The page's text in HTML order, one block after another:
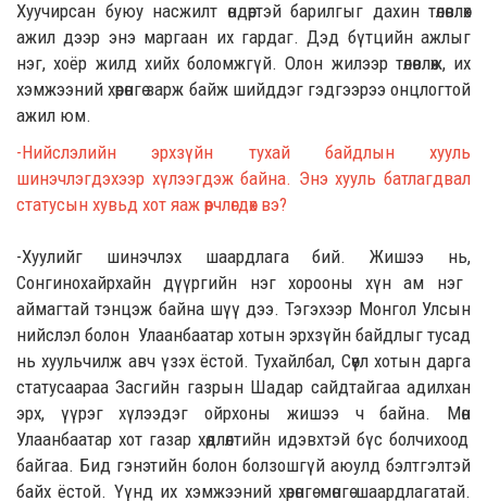
Хуучирсан буюу насжилт өндөртэй барилгыг дахин төлөвлөх
ажил дээр энэ маргаан их гардаг. Дэд бүтцийн ажлыг
нэг, хоёр жилд хийх боломжгүй. Олон жилээр төлөвлөж,их
хэмжээний хөрөнгө зарж байж шийддэг гэдгээрээ онцлогтой
ажил юм.
-Нийслэлийн эрхзүйн тухай байдлын хууль
шинэчлэгдэхээр хүлээгдэж байна. Энэ хууль батлагдвал
статусын хувьд хот яаж өөрчлөгдөх вэ?
-Хуулийг шинэчлэх шаардлага бий. Жишээ нь,
Сонгинохайрхайн дүүргийн нэг хорооны хүн ам нэг
аймагтай тэнцэж байна шүү дээ. Тэгэхээр Монгол Улсын
нийслэл болон Улаанбаатар хотын эрхзүйн байдлыг тусад
нь хуульчилж авч үзэх ёстой.Тухайлбал, Сөүл хотын дарга
статусаарааЗасгийн газрын Шадар сайдтайгаа адилхан
эрх, үүрэг хүлээдэг ойрхоны жишээ ч байна. Мөн
Улаанбаатар хот газар хөдлөлтийн идэвхтэй бүс болчихоод
байгаа. Бид гэнэтийн болон болзошгүй аюулд бэлтгэлтэй
байх ёстой. Үүнд их хэмжээний хөрөнгө мөнгө шаардлагатай.